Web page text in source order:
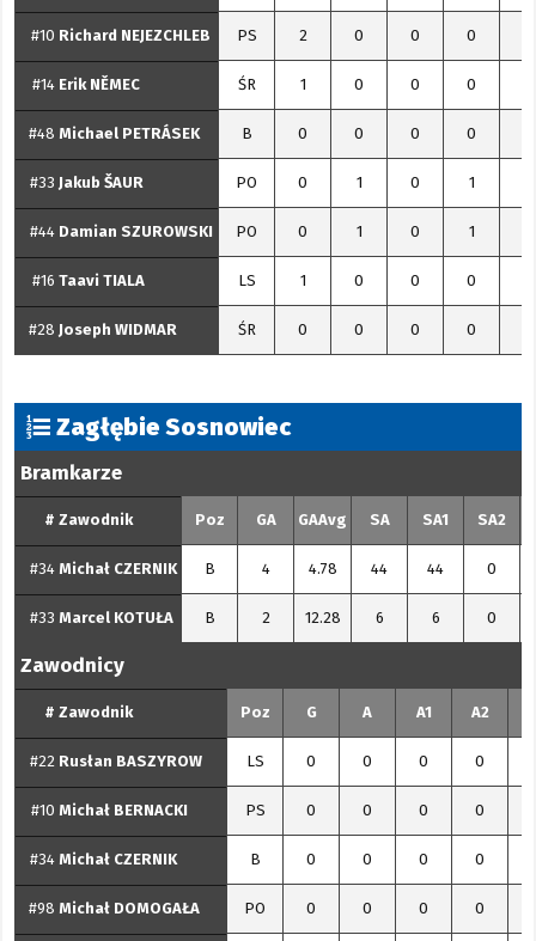
#10 Richard NEJEZCHLEB PS 2 0 0 0
#14 Erik NĚMEC ŚR 1 0 0 0
#48 Michael PETRÁSEK B 0 0 0 0
#33 Jakub ŠAUR PO 0 1 0 1
#44 Damian SZUROWSKI PO 0 1 0 1
#16 Taavi TIALA LS 1 0 0 0
#28 Joseph WIDMAR ŚR 0 0 0 0
Zagłębie Sosnowiec
Bramkarze
# Zawodnik Poz GA GAAvg SA SA1 SA2
#34 Michał CZERNIK B 4 4.78 44 44 0
#33 Marcel KOTUŁA B 2 12.28 6 6 0
Zawodnicy
# Zawodnik Poz G A A1 A2
#22 Rusłan BASZYROW LS 0 0 0 0
#10 Michał BERNACKI PS 0 0 0 0
#34 Michał CZERNIK B 0 0 0 0
#98 Michał DOMOGAŁA PO 0 0 0 0